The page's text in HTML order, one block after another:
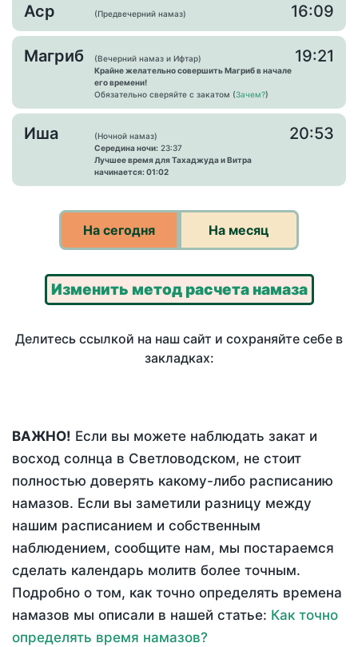
Аср (Предвечерний намаз) 16:09
Магриб
(Вечерний намаз и Ифтар)
Крайне желательно совершить Магриб в начале
его времени!
Обязательно сверяйте с закатом (Зачем?)
19:21
Иша
(Ночной намаз)
Середина ночи: 23:37
Лучшее время для Тахаджуда и Витра
начинается: 01:02
20:53
На сегодня На месяц
Изменить метод расчета намаза
Делитесь ссылкой на наш сайт и сохраняйте себе в
закладках:
ВАЖНО! Если вы можете наблюдать закат и
восход солнца в Светловодском, не стоит
полностью доверять какому-либо расписанию
намазов. Если вы заметили разницу между
нашим расписанием и собственным
наблюдением, сообщите нам, мы постараемся
сделать календарь молитв более точным.
Подробно о том, как точно определять времена
намазов мы описали в нашей статье: Как точно
определять время намазов?